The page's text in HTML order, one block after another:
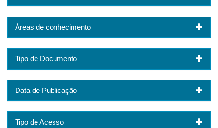
Áreas de conhecimento
Tipo de Documento
Data de Publicação
Tipo de Acesso